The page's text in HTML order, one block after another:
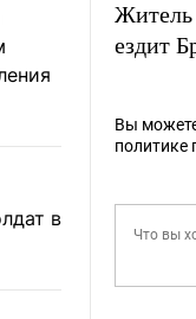
в
ездит
Вы
политике